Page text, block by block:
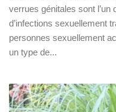
verrues génitales sont
d’infections sexuellement
personnes sexuellement
un type de...